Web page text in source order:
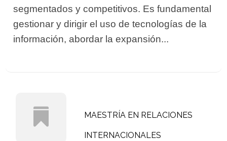
segmentados y competitivos. Es fundamental
gestionar y dirigir el uso de tecnologías de la
información, abordar la expansión...
MAESTRÍA EN RELACIONES
INTERNACIONALES